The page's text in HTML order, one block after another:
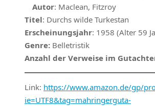
Autor: Maclean, Fitzroy
Titel: Durchs wilde Turkestan
Erscheinungsjahr: 1958 (Alter 59
Genre: Belletristik
Anzahl der Verweise im
Link: https://www.amazon.de/gp/
ie=UTF8&tag=mahringerguta-